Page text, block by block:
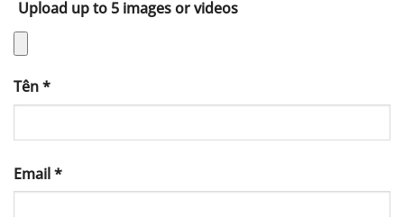
Upload up to 5 images or videos
Tên*
Email*